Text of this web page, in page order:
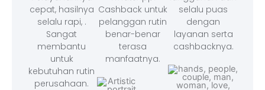
cepat, hasilnya
selalu rapi, .
Sangat
membantu
untuk
kebutuhan rutin
perusahaan.
Cashback untuk
pelanggan rutin
benar-benar
terasa
manfaatnya.
selalu puas
dengan
layanan serta
cashbacknya.